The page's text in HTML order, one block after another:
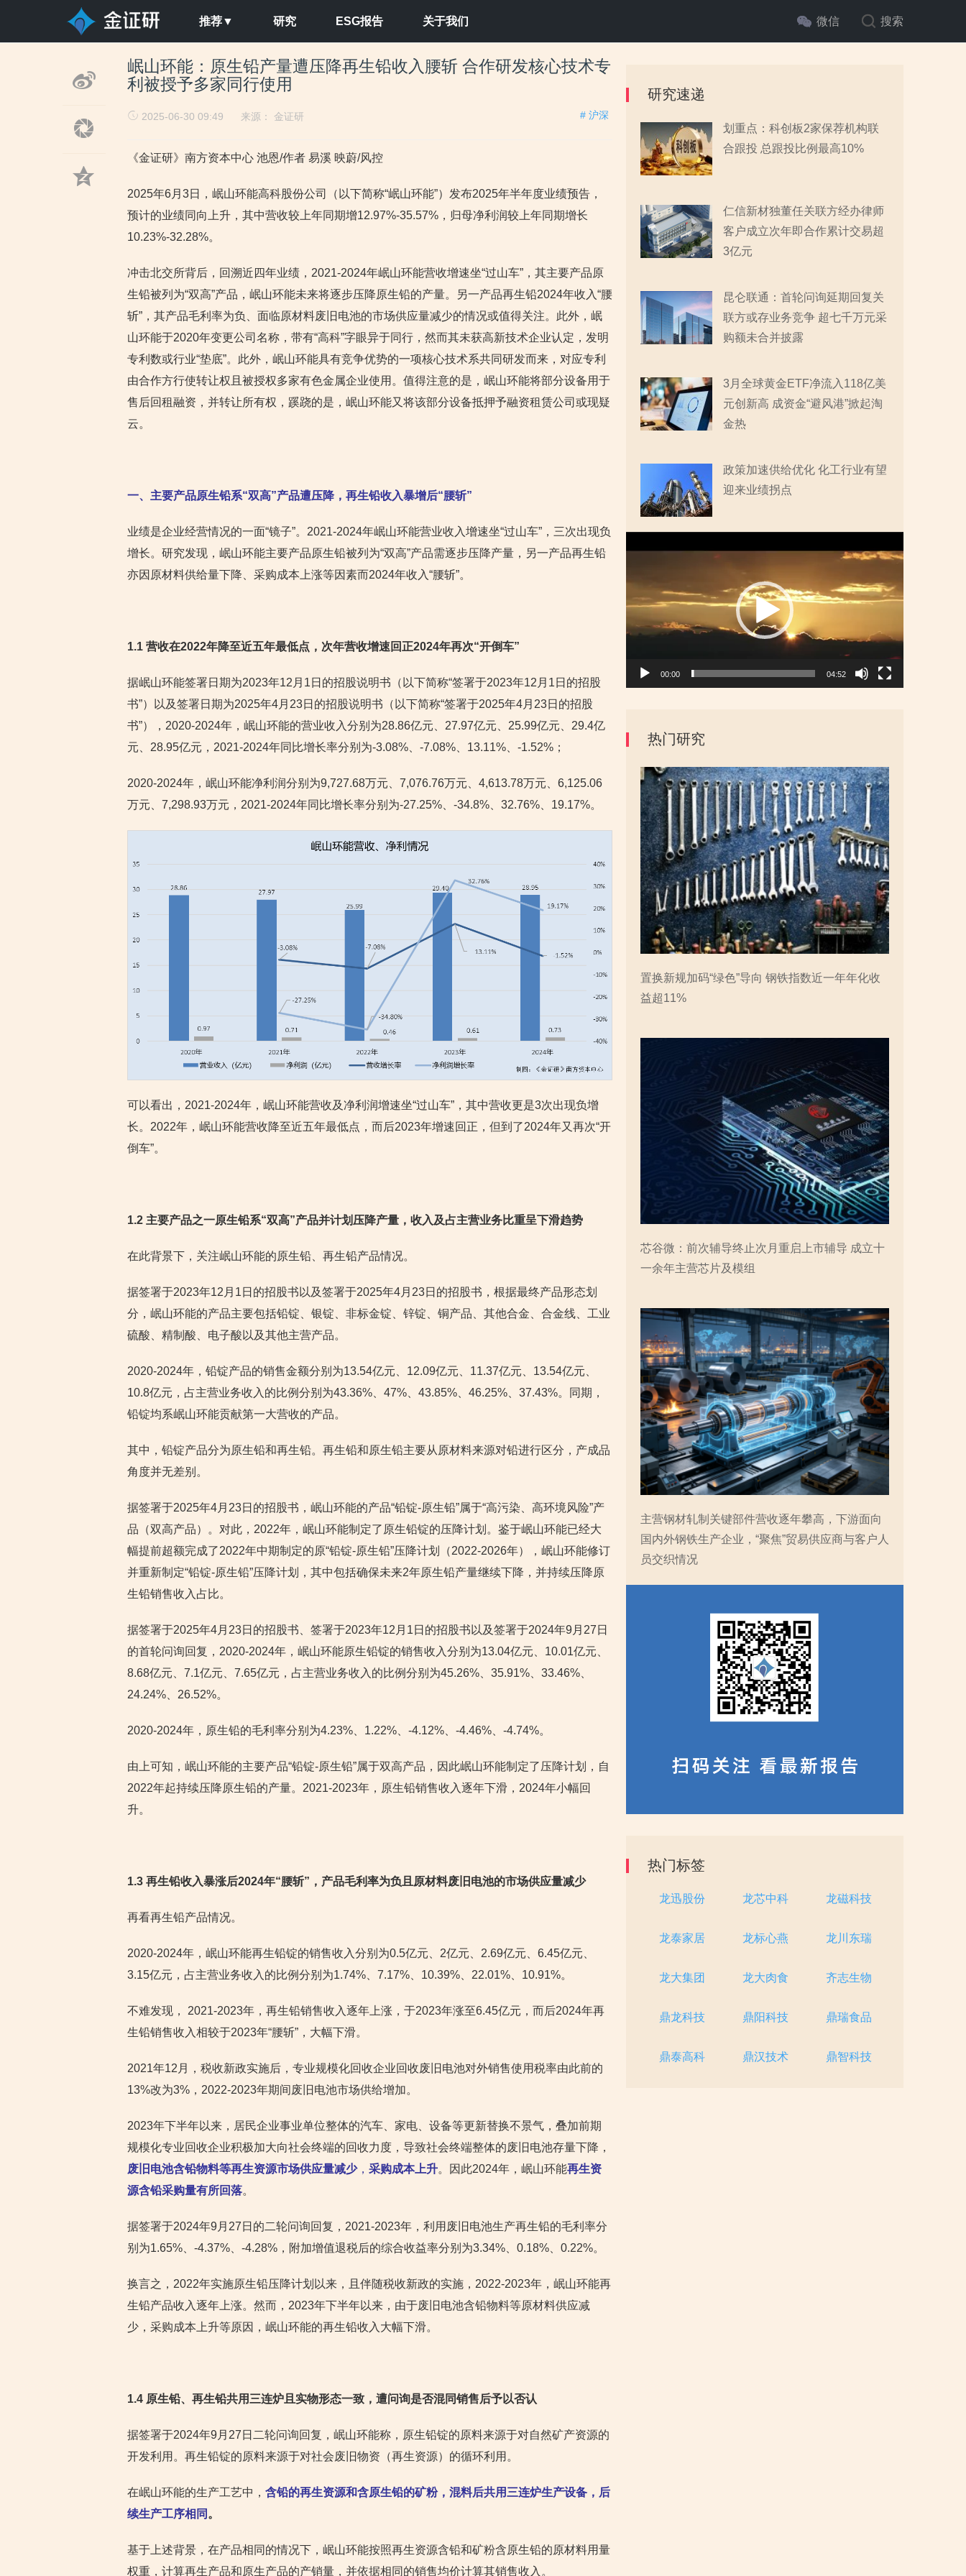
推荐▼ 研究 ESG报告 关于我们 微信 搜索
岷山环能：原生铅产量遭压降再生铅收入腰斩 合作研发核心技术专
利被授予多家同行使用
# 沪深
2025-06-30 09:49 来源： 金证研
《金证研》南方资本中心 池恩/作者 易溪 映蔚/风控
2025年6月3日，岷山环能高科股份公司（以下简称“岷山环能”）发布2025年半年度业绩预告，
预计的业绩同向上升，其中营收较上年同期增12.97%-35.57%，归母净利润较上年同期增长
10.23%-32.28%。
冲击北交所背后，回溯近四年业绩，2021-2024年岷山环能营收增速坐“过山车”，其主要产品原
生铅被列为“双高”产品，岷山环能未来将逐步压降原生铅的产量。另一产品再生铅2024年收入“腰
斩”，其产品毛利率为负、面临原材料废旧电池的市场供应量减少的情况或值得关注。此外，岷
山环能于2020年变更公司名称，带有“高科”字眼异于同行，然而其未获高新技术企业认定，发明
专利数或行业“垫底”。此外，岷山环能具有竞争优势的一项核心技术系共同研发而来，对应专利
由合作方行使转让权且被授权多家有色金属企业使用。值得注意的是，岷山环能将部分设备用于
售后回租融资，并转让所有权，蹊跷的是，岷山环能又将该部分设备抵押予融资租赁公司或现疑
云。
一、主要产品原生铅系“双高”产品遭压降，再生铅收入暴增后“腰斩”
业绩是企业经营情况的一面“镜子”。2021-2024年岷山环能营业收入增速坐“过山车”，三次出现负
增长。研究发现，岷山环能主要产品原生铅被列为“双高”产品需逐步压降产量，另一产品再生铅
亦因原材料供给量下降、采购成本上涨等因素而2024年收入“腰斩”。
1.1 营收在2022年降至近五年最低点，次年营收增速回正2024年再次“开倒车”
据岷山环能签署日期为2023年12月1日的招股说明书（以下简称“签署于2023年12月1日的招股
书”）以及签署日期为2025年4月23日的招股说明书（以下简称“签署于2025年4月23日的招股
书”），2020-2024年，岷山环能的营业收入分别为28.86亿元、27.97亿元、25.99亿元、29.4亿
元、28.95亿元，2021-2024年同比增长率分别为-3.08%、-7.08%、13.11%、-1.52%；
2020-2024年，岷山环能净利润分别为9,727.68万元、7,076.76万元、4,613.78万元、6,125.06
万元、7,298.93万元，2021-2024年同比增长率分别为-27.25%、-34.8%、32.76%、19.17%。
可以看出，2021-2024年，岷山环能营收及净利润增速坐“过山车”，其中营收更是3次出现负增
长。2022年，岷山环能营收降至近五年最低点，而后2023年增速回正，但到了2024年又再次“开
倒车”。
1.2 主要产品之一原生铅系“双高”产品并计划压降产量 ，收入及占主营业务比重呈下滑趋势
在此背景下，关注岷山环能的原生铅、再生铅产品情况。
据签署于2023年12月1日的招股书以及签署于2025年4月23日的招股书，根据最终产品形态划
分，岷山环能的产品主要包括铅锭、银锭、非标金锭、锌锭、铜产品、其他合金、合金线、工业
硫酸、精制酸、电子酸以及其他主营产品。
2020-2024年，铅锭产品的销售金额分别为13.54亿元、12.09亿元、11.37亿元、13.54亿元、
10.8亿元，占主营业务收入的比例分别为43.36%、47%、43.85%、46.25%、37.43%。同期，
铅锭均系岷山环能贡献第一大营收的产品。
其中，铅锭产品分为原生铅和再生铅。再生铅和原生铅主要从原材料来源对铅进行区分，产成品
角度并无差别。
据签署于2025年4月23日的招股书，岷山环能的产品“铅锭-原生铅”属于“高污染、高环境风险”产
品（双高产品）。对此，2022年，岷山环能制定了原生铅锭的压降计划。鉴于岷山环能已经大
幅提前超额完成了2022年中期制定的原“铅锭-原生铅”压降计划（2022-2026年），岷山环能修订
并重新制定“铅锭-原生铅”压降计划，其中包括确保未来2年原生铅产量继续下降，并持续压降原
生铅销售收入占比。
据签署于2025年4月23日的招股书、签署于2023年12月1日的招股书以及签署于2024年9月27日
的首轮问询回复，2020-2024年，岷山环能原生铅锭的销售收入分别为13.04亿元、10.01亿元、
8.68亿元、7.1亿元、7.65亿元，占主营业务收入的比例分别为45.26%、35.91%、33.46%、
24.24%、26.52%。
2020-2024年，原生铅的毛利率分别为4.23%、1.22%、-4.12%、-4.46%、-4.74%。
由上可知，岷山环能的主要产品“铅锭-原生铅”属于双高产品，因此岷山环能制定了压降计划，自
2022年起持续压降原生铅的产量。2021-2023年，原生铅销售收入逐年下滑，2024年小幅回
升。
1.3 再生铅收入暴涨后2024年“腰斩”，产品毛利率为负 且原材料废旧电池的市场供应量减少
再看再生铅产品情况。
2020-2024年，岷山环能再生铅锭的销售收入分别为0.5亿元、2亿元、2.69亿元、6.45亿元、
3.15亿元，占主营业务收入的比例分别为1.74%、7.17%、10.39%、22.01%、10.91%。
不难发现， 2021-2023年，再生铅销售收入逐年上涨，于2023年涨至6.45亿元，而后2024年再
生铅销售收入相较于2023年“腰斩”，大幅下滑。
2021年12月，税收新政实施后，专业规模化回收企业回收废旧电池对外销售使用税率由此前的
13%改为3%，2022-2023年期间废旧电池市场供给增加。
2023年下半年以来，居民企业事业单位整体的汽车、家电、设备等更新替换不景气，叠加前期
规模化专业回收企业积极加大向社会终端的回收力度，导致社会终端整体的废旧电池存量下降，
废旧电池含铅物料等再生资源市场供应量减少， 采购成本上升。因此2024年，岷山环能再生资
源含铅采购量有所回落。
据签署于2024年9月27日的二轮问询回复，2021-2023年，利用废旧电池生产再生铅的毛利率分
别为1.65%、-4.37%、-4.28%，附加增值退税后的综合收益率分别为3.34%、0.18%、0.22%。
换言之，2022年实施原生铅压降计划以来，且伴随税收新政的实施，2022-2023年，岷山环能再
生铅产品收入逐年上涨。然而，2023年下半年以来，由于废旧电池含铅物料等原材料供应减
少，采购成本上升等原因，岷山环能的再生铅收入大幅下滑。
1.4 原生铅、再生铅共用三连炉且实物形态一致，遭问询是否混同销售后予以否认
据签署于2024年9月27日二轮问询回复，岷山环能称，原生铅锭的原料来源于对自然矿产资源的
开发利用。再生铅锭的原料来源于对社会废旧物资（再生资源）的循环利用。
在岷山环能的生产工艺中， 含铅的再生资源和含原生铅的矿粉，混料后共用三连炉生产设备，后
续生产工序相同 。
基于上述背景，在产品相同的情况下，岷山环能按照再生资源含铅和矿粉含原生铅的原材料用量
权重，计算再生产品和原生产品的产销量，并依据相同的销售均价计算其销售收入。
研究速递
划重点：科创板2家保荐机构联
合跟投 总跟投比例最高10%
仁信新材独董任关联方经办律师
客户成立次年即合作累计交易超
3亿元
昆仑联通：首轮问询延期回复关
联方或存业务竞争 超七千万元采
购额未合并披露
3月全球黄金ETF净流入118亿美
元创新高 成资金“避风港”掀起淘
金热
政策加速供给优化 化工行业有望
迎来业绩拐点
频
放
器
00:00 04:52
热门研究
置换新规加码“绿色”导向 钢铁指数近一年年化收
益超11%
芯谷微：前次辅导终止次月重启上市辅导 成立十
一余年主营芯片及模组
主营钢材轧制关键部件营收逐年攀高，下游面向
国内外钢铁生产企业，“聚焦”贸易供应商与客户人
员交织情况
热门标签
龙迅股份 龙芯中科 龙磁科技
龙泰家居 龙标心燕 龙川东瑞
龙大集团 龙大肉食 齐志生物
鼎龙科技 鼎阳科技 鼎瑞食品
鼎泰高科 鼎汉技术 鼎智科技